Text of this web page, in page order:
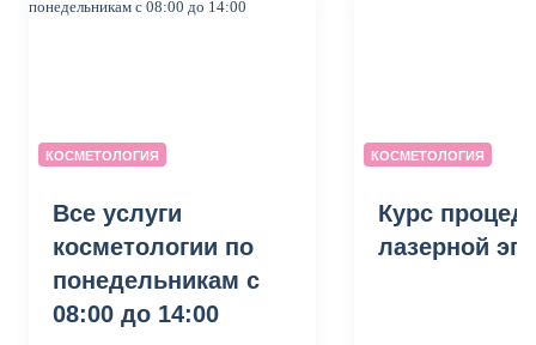
КОСМЕТОЛОГИЯ
Все услуги
косметологии по
понедельникам с
08:00 до 14:00
КОСМЕТОЛОГИЯ
Курс
лазерной